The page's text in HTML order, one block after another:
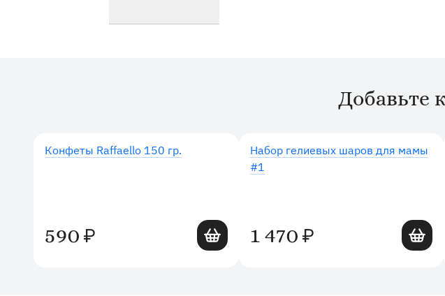
Добавьте
Конфеты Raffaello 150 гр.
590 ₽ Добавить в корзину
Набор гелиевых шаров для мамы
#1
1 470 ₽